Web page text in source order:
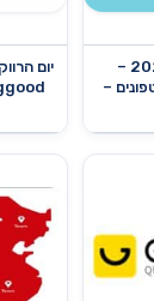
יום הרווקים הסיני 2021 –
–